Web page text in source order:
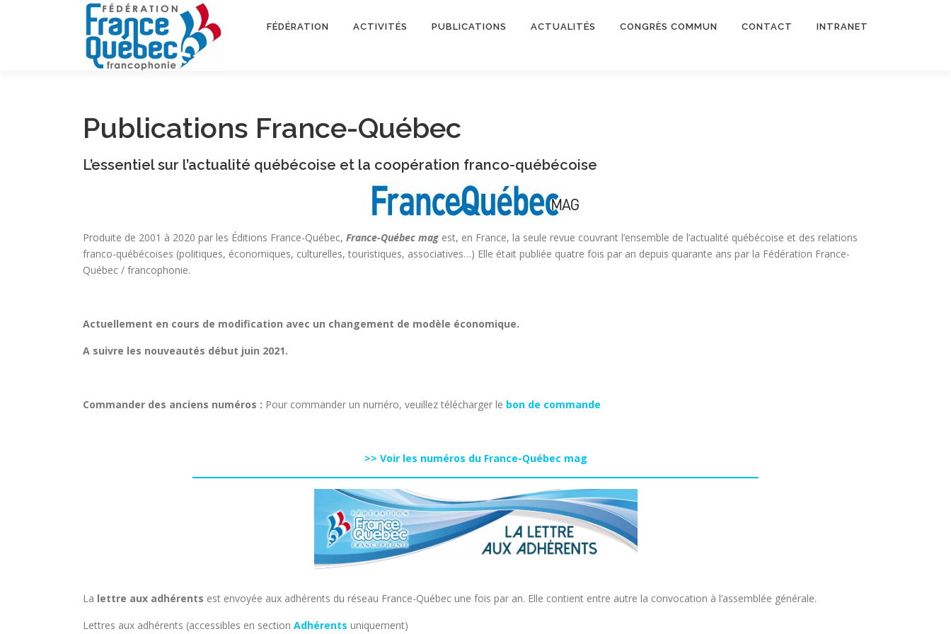
FÉDÉRATION ACTIVITÉS PUBLICATIONS ACTUALITÉS CONGRÈS COMMUN CONTACT INTRANET
Publications France-Québec
L’essentiel sur l’actualité québécoise et la coopération franco-québécoise
Produite de 2001 à 2020 par les Éditions France-Québec, France-Québec mag est, en France, la seule revue couvrant l’ensemble de l’actualité québécoise et des relations
franco-québécoises (politiques, économiques, culturelles, touristiques, associatives…) Elle était publiée quatre fois par an depuis quarante ans par la Fédération France-
Québec / francophonie.
Actuellement en cours de modification avec un changement de modèle économique.
A suivre les nouveautés début juin 2021.
Commander des anciens numéros : Pour commander un numéro, veuillez télécharger le bon de commande
>> Voir les numéros du France-Québec mag
La lettre aux adhérents est envoyée aux adhérents du réseau France-Québec une fois par an. Elle contient entre autre la convocation à l’assemblée générale.
Lettres aux adhérents (accessibles en section Adhérents uniquement)